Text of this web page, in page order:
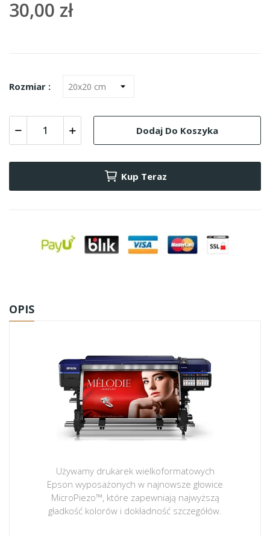
30,00 zł
Rozmiar :
Dodaj Do Koszyka
Kup Teraz
OPIS
Używamy drukarek wielkoformatowych
Epson wyposażonych w najnowsze głowice
MicroPiezo™, które zapewniają najwyższą
gładkość kolorów i dokładność szczegółów.